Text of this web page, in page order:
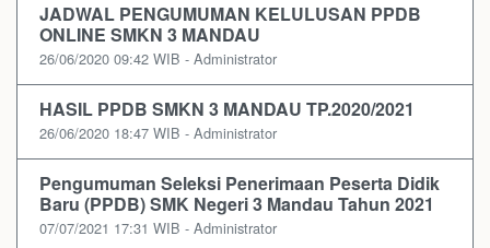
JADWAL PENGUMUMAN KELULUSAN PPDB
ONLINE SMKN 3 MANDAU
26/06/2020 09:42 WIB - Administrator
HASIL PPDB SMKN 3 MANDAU TP.2020/2021
26/06/2020 18:47 WIB - Administrator
Pengumuman Seleksi Penerimaan Peserta Didik
Baru (PPDB) SMK Negeri 3 Mandau Tahun 2021
07/07/2021 17:31 WIB - Administrator